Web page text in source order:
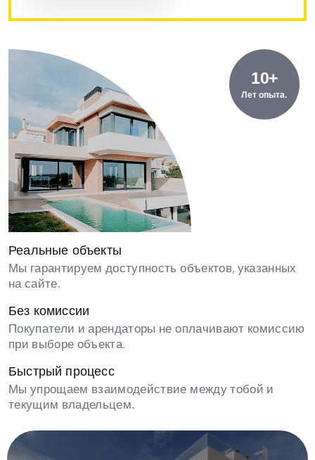
10+
Лет опыта.
Реальные объекты
Мы гарантируем доступность объектов, указанных
на сайте.
Без комиссии
Покупатели и арендаторы не оплачивают комиссию
при выборе объекта.
Быстрый процесс
Мы упрощаем взаимодействие между тобой и
текущим владельцем.